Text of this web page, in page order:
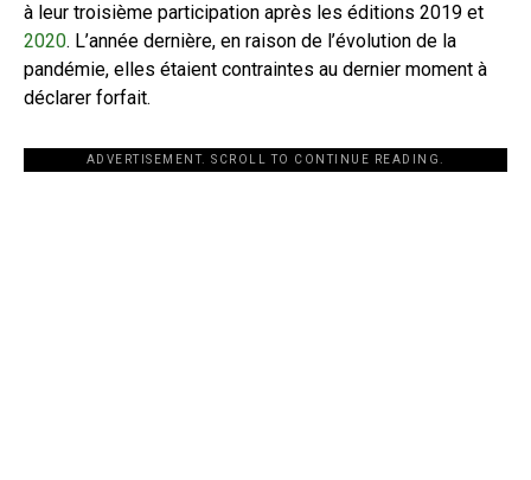
à leur troisième participation après les éditions 2019 et
2020. L’année dernière, en raison de l’évolution de la
pandémie, elles étaient contraintes au dernier moment à
déclarer forfait.
ADVERTISEMENT. SCROLL TO CONTINUE READING.